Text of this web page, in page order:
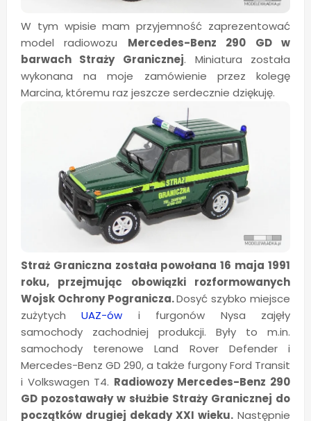
W tym wpisie mam przyjemność zaprezentować
model radiowozu Mercedes-Benz 290 GD w
barwach Straży Granicznej. Miniatura została
wykonana na moje zamówienie przez kolegę
Marcina, któremu raz jeszcze serdecznie dziękuję.
Straż Graniczna została powołana 16 maja 1991
roku, przejmując obowiązki rozformowanych
Wojsk Ochrony Pogranicza.Dosyć szybko miejsce
zużytychUAZ-ów i furgonów Nysa zajęły
samochody zachodniej produkcji. Były to m.in.
samochody terenowe Land Rover Defender i
Mercedes-Benz GD 290, a także furgony Ford Transit
i Volkswagen T4. Radiowozy Mercedes-Benz 290
GD pozostawały w służbie Straży Granicznej do
początków drugiej dekady XXI wieku. Następnie